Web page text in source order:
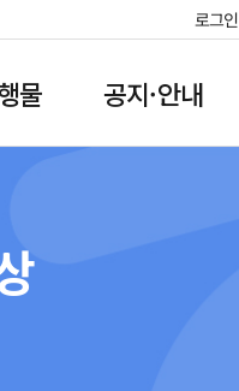
로그인
물 공지·안내